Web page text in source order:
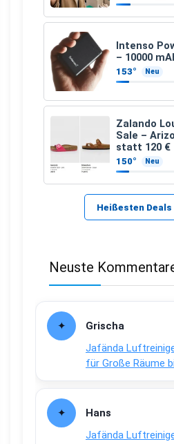
Intenso
– 10000
153° Neu
Zalando
Sale –
statt 120 €
150° Neu
Heißesten Deals
Neuste
Grischa
Jafända
für Große Räume
Hans
Jafända